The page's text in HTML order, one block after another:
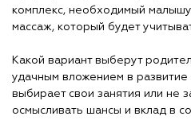
комплекс, необходимый
массаж, который будет
Какой вариант выберут
удачным вложением в
выбирает свои занятия или не
осмысливать шансы и вклад в